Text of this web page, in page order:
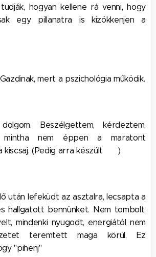
hogyan kellene rá venni, hogy
egy pillanatra is kizökkenjen a
mert a pszichológia működik.
Beszélgettem, kérdeztem,
mintha nem éppen a maratont
kiscsaj. (Pedig arra készült 😊 )
után lefeküdt az asztalra, lecsapta a
hallgatott bennünket. Nem tombolt,
mindenki nyugodt, energiától nem
teremtett maga körül. Ez
"pihenj"